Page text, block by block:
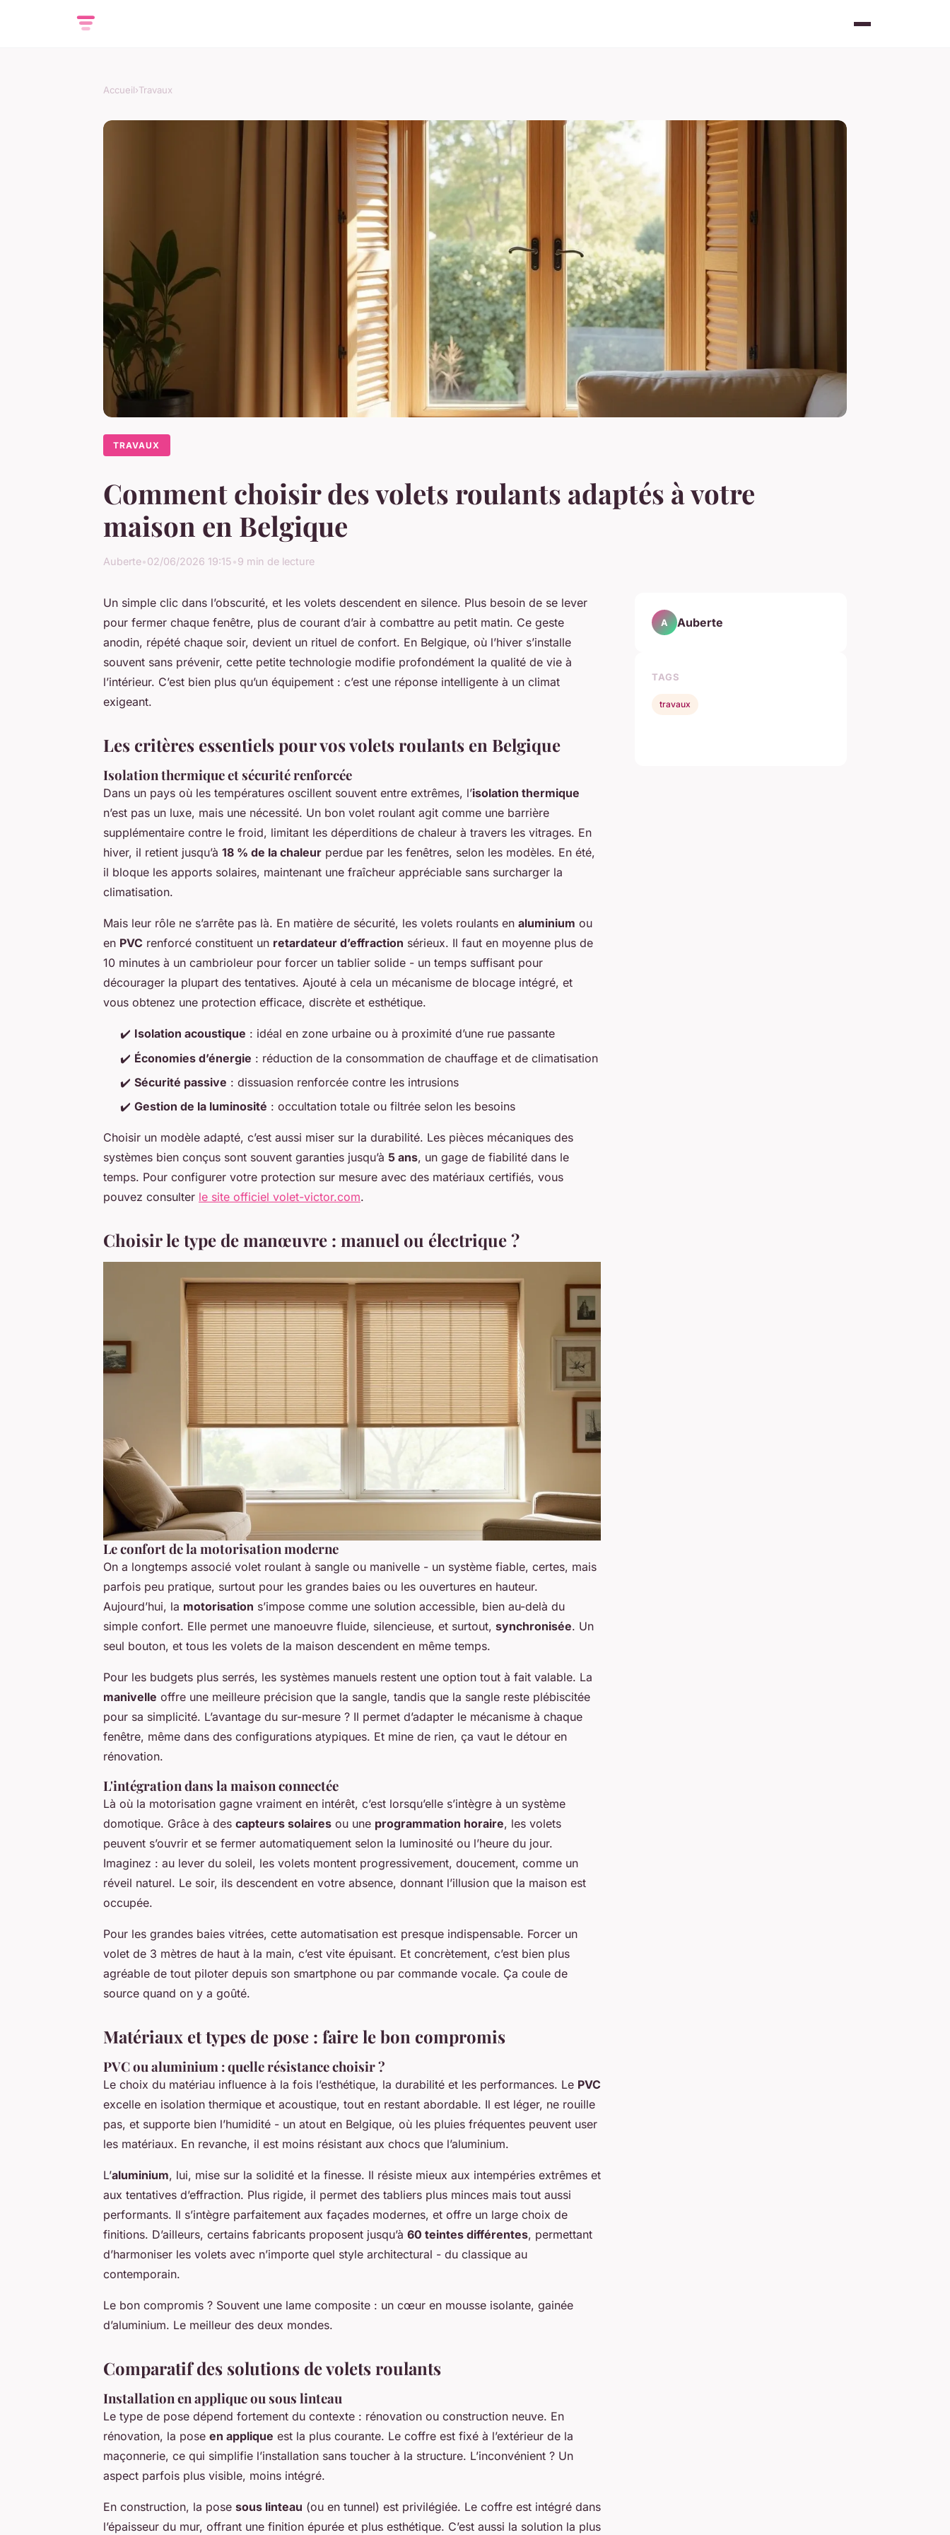
Accueil›Travaux
TRAVAUX
Comment choisir des volets roulants adaptés à votre
maison en Belgique
Auberte•02/06/2026 19:15•9 min de lecture
Un simple clic dans l’obscurité, et les volets descendent en silence. Plus besoin de se lever
pour fermer chaque fenêtre, plus de courant d’air à combattre au petit matin. Ce geste
anodin, répété chaque soir, devient un rituel de confort. En Belgique, où l’hiver s’installe
souvent sans prévenir, cette petite technologie modifie profondément la qualité de vie à
l’intérieur. C’est bien plus qu’un équipement : c’est une réponse intelligente à un climat
exigeant.
Les critères essentiels pour vos volets roulants en Belgique
Isolation thermique et sécurité renforcée
Dans un pays où les températures oscillent souvent entre extrêmes, l’isolation thermique
n’est pas un luxe, mais une nécessité. Un bon volet roulant agit comme une barrière
supplémentaire contre le froid, limitant les déperditions de chaleur à travers les vitrages. En
hiver, il retient jusqu’à 18 % de la chaleur perdue par les fenêtres, selon les modèles. En été,
il bloque les apports solaires, maintenant une fraîcheur appréciable sans surcharger la
climatisation.
Mais leur rôle ne s’arrête pas là. En matière de sécurité, les volets roulants en aluminium ou
en PVC renforcé constituent un retardateur d’effraction sérieux. Il faut en moyenne plus de
10 minutes à un cambrioleur pour forcer un tablier solide - un temps suffisant pour
décourager la plupart des tentatives. Ajouté à cela un mécanisme de blocage intégré, et
vous obtenez une protection efficace, discrète et esthétique.
✔️ Isolation acoustique : idéal en zone urbaine ou à proximité d’une rue passante
✔️ Économies d’énergie : réduction de la consommation de chauffage et de climatisation
✔️ Sécurité passive : dissuasion renforcée contre les intrusions
✔️ Gestion de la luminosité : occultation totale ou filtrée selon les besoins
Choisir un modèle adapté, c’est aussi miser sur la durabilité. Les pièces mécaniques des
systèmes bien conçus sont souvent garanties jusqu’à 5 ans, un gage de fiabilité dans le
temps. Pour configurer votre protection sur mesure avec des matériaux certifiés, vous
pouvez consulter le site officiel volet-victor.com.
Choisir le type de manœuvre : manuel ou électrique ?
Le confort de la motorisation moderne
On a longtemps associé volet roulant à sangle ou manivelle - un système fiable, certes, mais
parfois peu pratique, surtout pour les grandes baies ou les ouvertures en hauteur.
Aujourd’hui, la motorisation s’impose comme une solution accessible, bien au-delà du
simple confort. Elle permet une manoeuvre fluide, silencieuse, et surtout, synchronisée. Un
seul bouton, et tous les volets de la maison descendent en même temps.
Pour les budgets plus serrés, les systèmes manuels restent une option tout à fait valable. La
manivelle offre une meilleure précision que la sangle, tandis que la sangle reste plébiscitée
pour sa simplicité. L’avantage du sur-mesure ? Il permet d’adapter le mécanisme à chaque
fenêtre, même dans des configurations atypiques. Et mine de rien, ça vaut le détour en
rénovation.
L'intégration dans la maison connectée
Là où la motorisation gagne vraiment en intérêt, c’est lorsqu’elle s’intègre à un système
domotique. Grâce à des capteurs solaires ou une programmation horaire, les volets
peuvent s’ouvrir et se fermer automatiquement selon la luminosité ou l’heure du jour.
Imaginez : au lever du soleil, les volets montent progressivement, doucement, comme un
réveil naturel. Le soir, ils descendent en votre absence, donnant l’illusion que la maison est
occupée.
Pour les grandes baies vitrées, cette automatisation est presque indispensable. Forcer un
volet de 3 mètres de haut à la main, c’est vite épuisant. Et concrètement, c’est bien plus
agréable de tout piloter depuis son smartphone ou par commande vocale. Ça coule de
source quand on y a goûté.
Matériaux et types de pose : faire le bon compromis
PVC ou aluminium : quelle résistance choisir ?
Le choix du matériau influence à la fois l’esthétique, la durabilité et les performances. Le PVC
excelle en isolation thermique et acoustique, tout en restant abordable. Il est léger, ne rouille
pas, et supporte bien l’humidité - un atout en Belgique, où les pluies fréquentes peuvent user
les matériaux. En revanche, il est moins résistant aux chocs que l’aluminium.
L’aluminium, lui, mise sur la solidité et la finesse. Il résiste mieux aux intempéries extrêmes et
aux tentatives d’effraction. Plus rigide, il permet des tabliers plus minces mais tout aussi
performants. Il s’intègre parfaitement aux façades modernes, et offre un large choix de
finitions. D’ailleurs, certains fabricants proposent jusqu’à 60 teintes différentes, permettant
d’harmoniser les volets avec n’importe quel style architectural - du classique au
contemporain.
Le bon compromis ? Souvent une lame composite : un cœur en mousse isolante, gainée
d’aluminium. Le meilleur des deux mondes.
Comparatif des solutions de volets roulants
Installation en applique ou sous linteau
Le type de pose dépend fortement du contexte : rénovation ou construction neuve. En
rénovation, la pose en applique est la plus courante. Le coffre est fixé à l’extérieur de la
maçonnerie, ce qui simplifie l’installation sans toucher à la structure. L’inconvénient ? Un
aspect parfois plus visible, moins intégré.
En construction, la pose sous linteau (ou en tunnel) est privilégiée. Le coffre est intégré dans
l’épaisseur du mur, offrant une finition épurée et plus esthétique. C’est aussi la solution la plus
A Auberte
TAGS
travaux